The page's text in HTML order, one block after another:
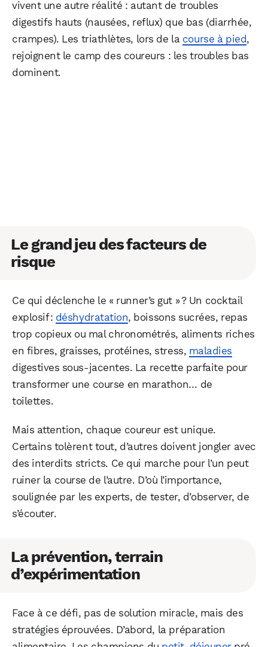
vivent une autre réalité : autant de troubles
digestifs hauts (nausées, reflux) que bas (diarrhée,
crampes). Les triathlètes, lors de la course à pied,
rejoignent le camp des coureurs : les troubles bas
dominent.
Le grand jeu des facteurs de
risque
Ce qui déclenche le « runner’s gut » ? Un cocktail
explosif : déshydratation, boissons sucrées, repas
trop copieux ou mal chronométrés, aliments riches
en fibres, graisses, protéines, stress, maladies
digestives sous-jacentes. La recette parfaite pour
transformer une course en marathon… de
toilettes.
Mais attention, chaque coureur est unique.
Certains tolèrent tout, d’autres doivent jongler avec
des interdits stricts. Ce qui marche pour l’un peut
ruiner la course de l’autre. D’où l’importance,
soulignée par les experts, de tester, d’observer, de
s’écouter.
La prévention, terrain
d’expérimentation
Face à ce défi, pas de solution miracle, mais des
stratégies éprouvées. D’abord, la préparation
WhatsApp Telegram Email